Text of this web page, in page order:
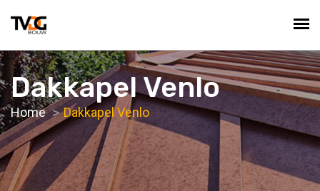
Dakkapel Venlo
Home Dakkapel Venlo